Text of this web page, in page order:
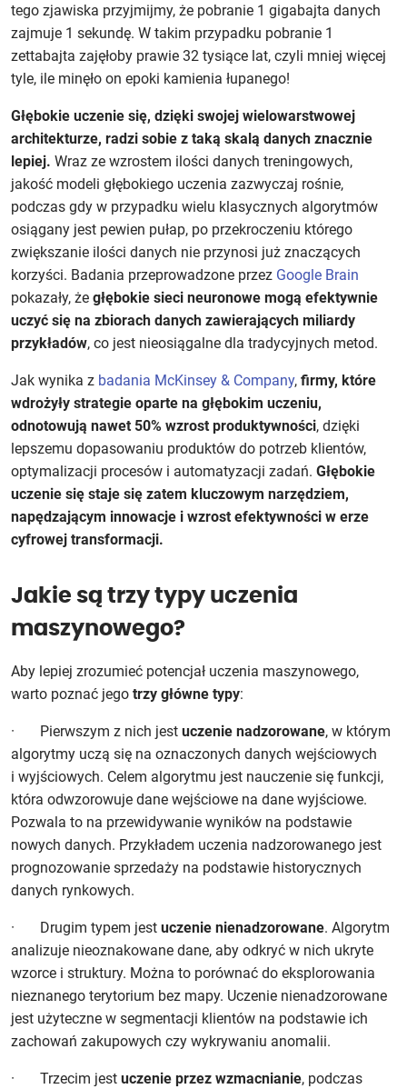
tego zjawiska przyjmijmy, że pobranie 1 gigabajta danych
zajmuje 1 sekundę. W takim przypadku pobranie 1
zettabajta zajęłoby prawie 32 tysiące lat, czyli mniej więcej
tyle, ile minęło on epoki kamienia łupanego!
Głębokie uczenie się, dzięki swojej wielowarstwowej
architekturze, radzi sobie z taką skalą danych znacznie
lepiej. Wraz ze wzrostem ilości danych treningowych,
jakość modeli głębokiego uczenia zazwyczaj rośnie,
podczas gdy w przypadku wielu klasycznych algorytmów
osiągany jest pewien pułap, po przekroczeniu którego
zwiększanie ilości danych nie przynosi już znaczących
korzyści. Badania przeprowadzone przez Google Brain
pokazały, że głębokie sieci neuronowe mogą efektywnie
uczyć się na zbiorach danych zawierających miliardy
przykładów, co jest nieosiągalne dla tradycyjnych metod.
Jak wynika z badania McKinsey & Company, firmy, które
wdrożyły strategie oparte na głębokim uczeniu,
odnotowują nawet 50% wzrost produktywności, dzięki
lepszemu dopasowaniu produktów do potrzeb klientów,
optymalizacji procesów i automatyzacji zadań. Głębokie
uczenie się staje się zatem kluczowym narzędziem,
napędzającym innowacje i wzrost efektywności w erze
cyfrowej transformacji.
Jakie są trzy typy uczenia
maszynowego?
Aby lepiej zrozumieć potencjał uczenia maszynowego,
warto poznać jego trzy główne typy:
· Pierwszym z nich jest uczenie nadzorowane, w którym
algorytmy uczą się na oznaczonych danych wejściowych
i wyjściowych. Celem algorytmu jest nauczenie się funkcji,
która odwzorowuje dane wejściowe na dane wyjściowe.
Pozwala to na przewidywanie wyników na podstawie
nowych danych. Przykładem uczenia nadzorowanego jest
prognozowanie sprzedaży na podstawie historycznych
danych rynkowych.
· Drugim typem jest uczenie nienadzorowane. Algorytm
analizuje nieoznakowane dane, aby odkryć w nich ukryte
wzorce i struktury. Można to porównać do eksplorowania
nieznanego terytorium bez mapy. Uczenie nienadzorowane
jest użyteczne w segmentacji klientów na podstawie ich
zachowań zakupowych czy wykrywaniu anomalii.
· Trzecim jest uczenie przez wzmacnianie, podczas